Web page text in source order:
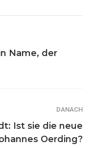
Name, der
DANACH
Ist sie die neue
Oerding?